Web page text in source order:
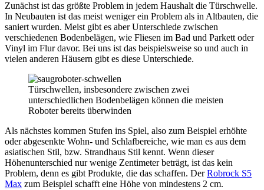
Zunächst ist das größte Problem in jedem Haushalt die Türschwelle.
In Neubauten ist das meist weniger ein Problem als in Altbauten, die
saniert wurden. Meist gibt es aber Unterschiede zwischen
verschiedenen Bodenbelägen, wie Fliesen im Bad und Parkett oder
Vinyl im Flur davor. Bei uns ist das beispielsweise so und auch in
vielen anderen Häusern gibt es diese Unterschiede.
Türschwellen, insbesondere zwischen zwei
unterschiedlichen Bodenbelägen können die meisten
Roboter bereits überwinden
Als nächstes kommen Stufen ins Spiel, also zum Beispiel erhöhte
oder abgesenkte Wohn- und Schlafbereiche, wie man es aus dem
asiatischen Stil, bzw. Strandhaus Stil kennt. Wenn dieser
Höhenunterschied nur wenige Zentimeter beträgt, ist das kein
Problem, denn es gibt Produkte, die das schaffen. DerRobrock S5
Max zum Beispiel schafft eine Höhe von mindestens 2 cm.